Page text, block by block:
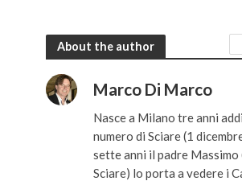
About the author
Marco Di Marco
Nasce a Milano tre anni
numero di Sciare (1
sette anni il padre
Sciare) lo porta a vedere i